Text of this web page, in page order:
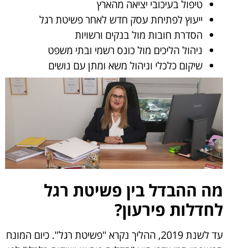
טיפול בעיכובי יציאה מהארץ
ייעוץ לפתיחת עסק חדש לאחר פשיטת רגל
הסדרת חובות מול בנקים ורשויות
ניהול הליכים מול כונס רשמי ובתי משפט
שיקום כלכלי וניהול משא ומתן עם נושים
מה ההבדל בין פשיטת רגל
לחדלות פירעון?
עד לשנת 2019, ההליך נקרא "פשיטת רגל". כיום המונח